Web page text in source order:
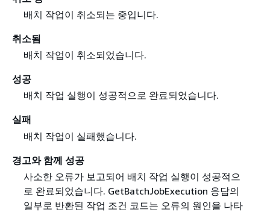
배치 작업이 취소되는 중입니다.
취소됨
배치 작업이 취소되었습니다.
성공
배치 작업 실행이 성공적으로 완료되었습니다.
실패
배치 작업이 실패했습니다.
경고와 함께 성공
사소한 오류가 보고되어 배치 작업 실행이 성공적으
로 완료되었습니다. GetBatchJobExecution 응답의
일부로 반환된 작업 조건 코드는 오류의 원인을 나타